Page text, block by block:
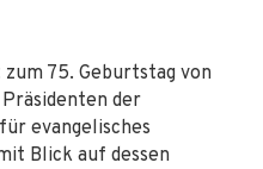
75. Geburtstag von
der
evangelisches
Blick auf dessen